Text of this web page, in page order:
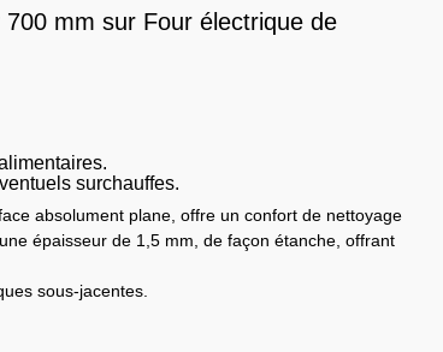
mm sur Four électrique de
surchauffes.
absolument plane, offre un confort de nettoyage
épaisseur de 1,5 mm, de façon étanche, offrant
sous-jacentes.